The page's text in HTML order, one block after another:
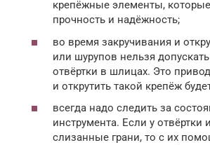
крепёжные элементы,
прочность и надёжность;
во время закручивания и
или шурупов нельзя
отвёртки в шлицах. Это
и открутить такой крепёж
всегда надо следить за
инструмента. Если у отвёртки
слизанные грани, то с их